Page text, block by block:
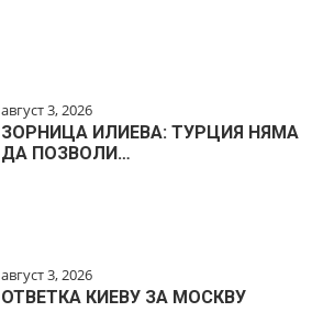
август 3, 2026
ЗОРНИЦА ИЛИЕВА: ТУРЦИЯ НЯМА
ДА ПОЗВОЛИ…
август 3, 2026
ОТВЕТКА КИЕВУ ЗА МОСКВУ